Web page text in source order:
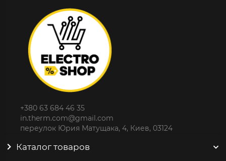
+380 63 684 46 35
in.therm.com@gmail.com
переулок Юрия Матущака, 4, Киев, 03124
Каталог товаров